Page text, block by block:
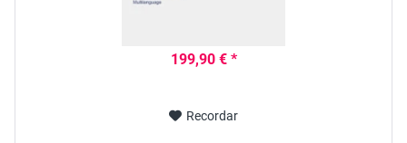
199,90 € *
Recordar